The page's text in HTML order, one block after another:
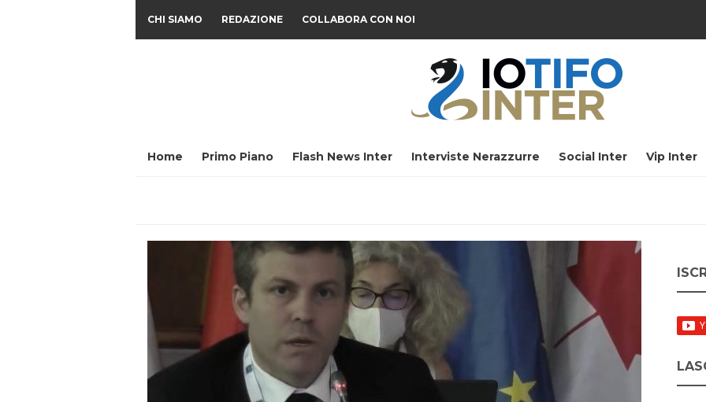
CHI SIAMO REDAZIONE COLLABORA CON NOI
Home Primo Piano Flash News Inter Interviste Nerazzurre Social Inter Vip Inter